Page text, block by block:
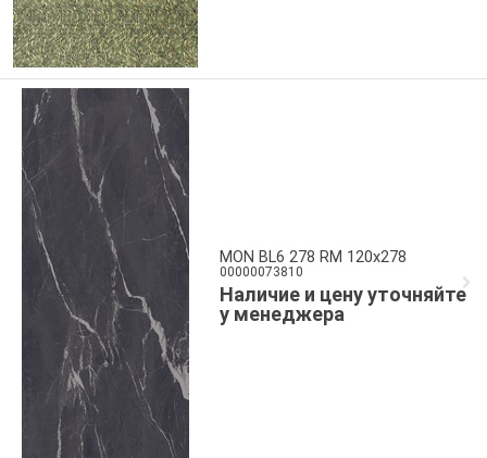
MON BL6 278 RM 120x278
00000073810
Наличие и цену уточняйте
у менеджера